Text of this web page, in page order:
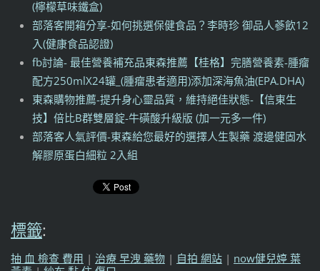
(檸檬草味鐵盒)
部落客開箱分享-如何挑選保健食品？李時珍 御品人蔘飲12
入(健康食品認證)
fb討論- 最佳營養補充品東森推薦【桂格】完膳營養素-腫瘤
配方250mlX24罐_(腫瘤患者適用)添加深海魚油(EPA.DHA)
東森購物推薦-提升身心靈品質，維持絕佳狀態-【信東生
技】倍比B群雙層錠-牛磺酸升級版 (加一元多一件)
部落客人氣評價-東森給您最好的選擇人生製藥 渡邊健固水
解膠原蛋白細粒 2入組
標籤:
抽 血 檢查 費用 | 治療 早洩 藥物 | 自拍 網站 | now健兒婷 葉